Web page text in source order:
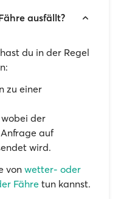
ausfällt?
du in der Regel
zu einer
wobei der
auf
wird.
vonwetter- oder
Fähre tun kannst.